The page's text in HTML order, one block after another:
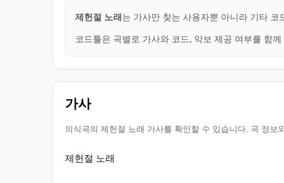
제헌절 노래 는 가사만 찾는 사용자뿐 아니라 기타
코드툴은 곡별로 가사와 코드, 악보 제공 여부를 함
가사
의식곡의 제헌절 노래 가사를 확인할 수 있습니다. 곡 정보
제헌절 노래